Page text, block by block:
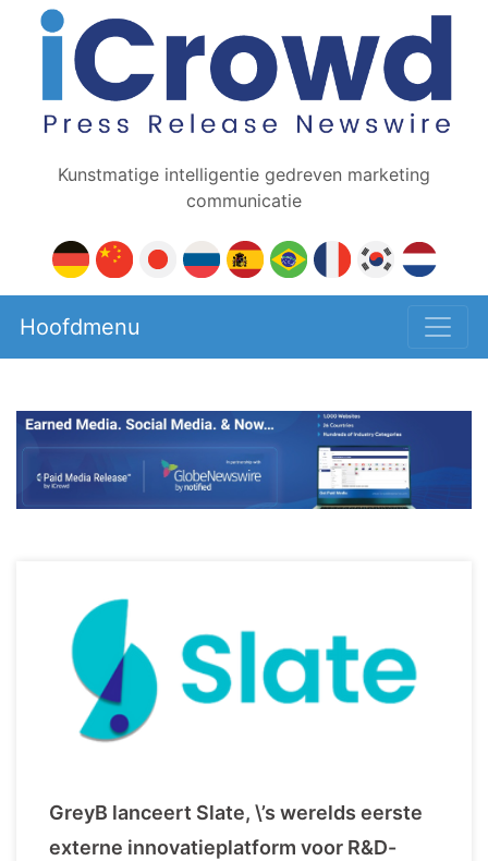
Kunstmatige intelligentie gedreven marketing
communicatie
Hoofdmenu
GreyB lanceert Slate, \’s werelds eerste
externe innovatieplatform voor R&D-